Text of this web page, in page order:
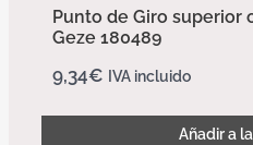
Punto de Giro superior
Geze 180489
9,34€ IVA incluido
Añadir a